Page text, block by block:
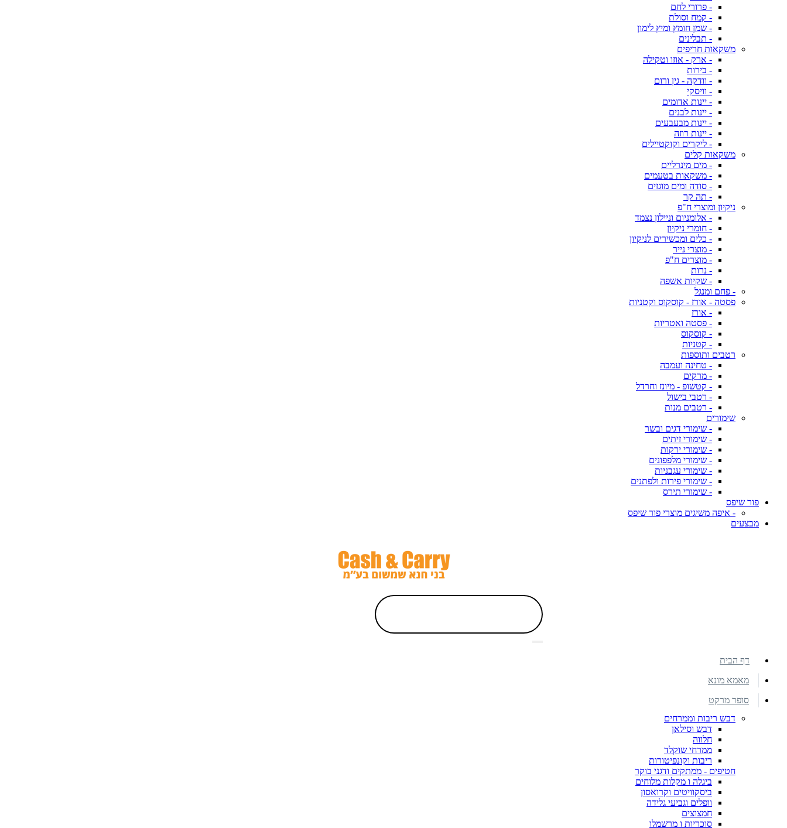
- פרורי לחם
- קמח וסולת
- שמן חומץ ומיץ לימון
- תבלינים
משקאות חריפים
- ארק - אוזו וטקילה
- בירות
- וודקה - גין ורום
- וויסקי
- יינות אדומים
- יינות לבנים
- יינות מבעבעים
- יינות רוזה
- ליקרים וקוקטיילים
משקאות קלים
- מים מינרליים
- משקאות בטעמים
- סודה ומים מוגזים
- תה קר
ניקיון ומוצרי ח"פ
- אלומניום וניילון נצמד
- חומרי ניקיון
- כלים ומכשירים לניקיון
- מוצרי נייר
- מוצרים ח"פ
- נרות
- שקיות אשפה
- פחם ומנגל
פסטה - אורז - קוסקוס וקטניות
- אורז
- פסטה ואטריות
- קוסקוס
- קטניות
רטבים ותוספות
- טחינה ועמבה
- מרקים
- קטשופ - מיונז וחרדל
- רטבי בישול
- רטבים מנות
שימורים
- שימורי דגים ובשר
- שימורי זיתים
- שימורי ירקות
- שימורי מלפפונים
- שימורי עגבניות
- שימורי פירות ולפתנים
- שימורי תירס
פור שיפס
- איפה משיגים מוצרי פור שיפס
מבצעים
דף הבית
מאמא מונא
סופר מרקט
דבש ריבות וממרחים
דבש וסילאן
חלווה
ממרחי שוקלד
ריבות וקונפיטורות
חטיפים - ממתקים ודגני בוקר
ביגלה ו מקלות מלוחים
ביסקוויטים וקרואסון
וופלים וגביעי גלידה
חמצוצים
סוכריות ו מרשמלו